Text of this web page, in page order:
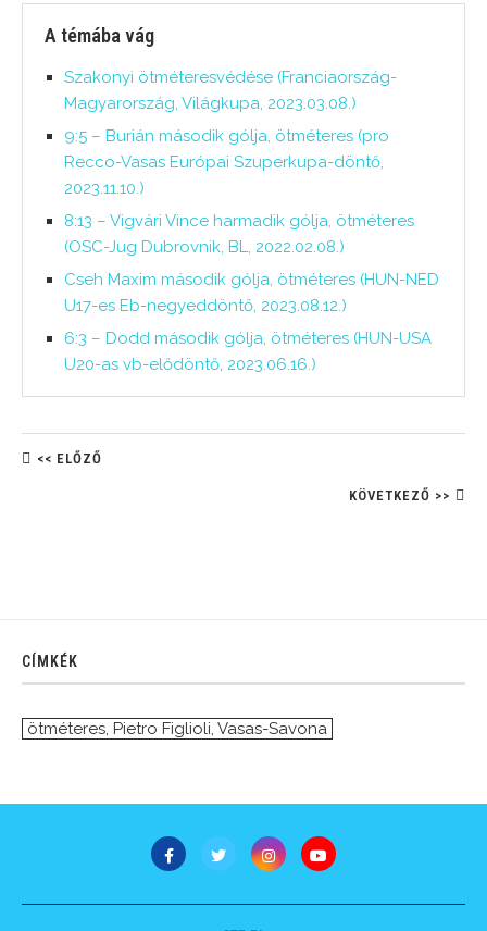
A témába vág
Szakonyi ötméteresvédése (Franciaország-
Magyarország, Világkupa, 2023.03.08.)
9:5 – Burián második gólja, ötméteres (pro
Recco-Vasas Európai Szuperkupa-döntő,
2023.11.10.)
8:13 – Vigvári Vince harmadik gólja, ötméteres
(OSC-Jug Dubrovnik, BL, 2022.02.08.)
Cseh Maxim második gólja, ötméteres (HUN-NED
U17-es Eb-negyeddöntő, 2023.08.12.)
6:3 – Dodd második gólja, ötméteres (HUN-USA
U20-as vb-elődöntő, 2023.06.16.)
<< ELŐZŐ
KÖVETKEZŐ >>
CÍMKÉK
ötméteres, Pietro Figlioli, Vasas-Savona